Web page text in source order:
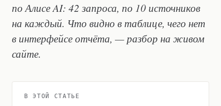
по Алисе AI: 42 запроса, по 10 источников
на каждый. Что видно в таблице, чего нет
в интерфейсе отчёта, — разбор на живом
сайте.
В ЭТОЙ СТАТЬЕ